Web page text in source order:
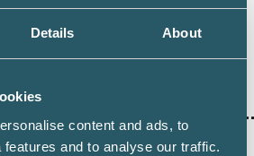
Details About
content and ads, to
and to analyse our traffic.